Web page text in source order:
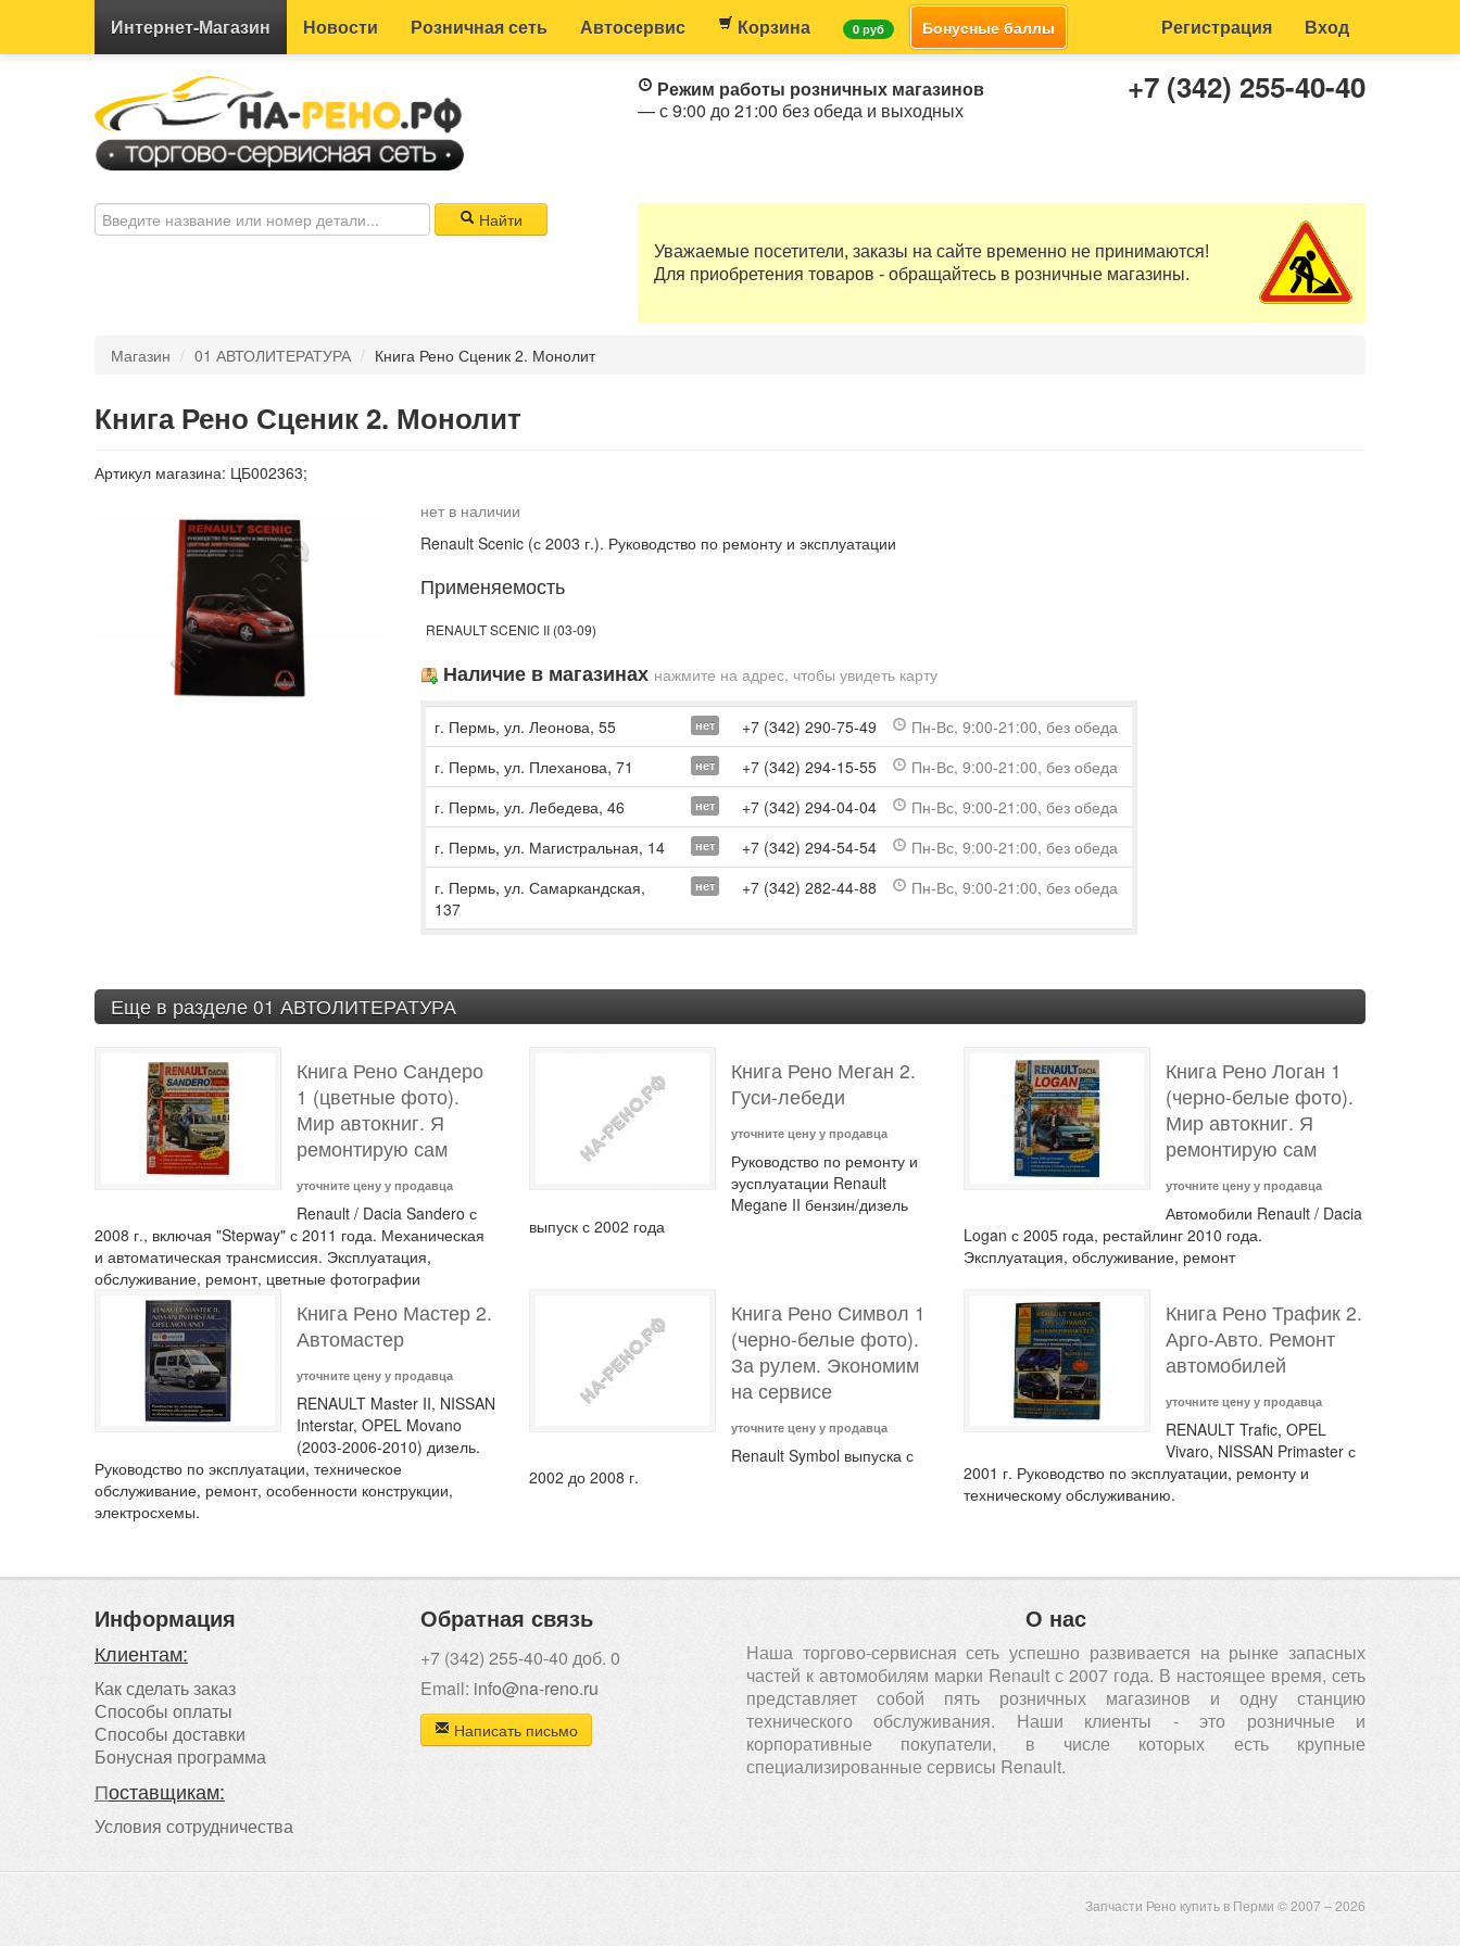
Интернет-Магазин Новости Розничная сеть Автосервис Корзина 0 руб Бонусные баллы Регистрация Вход
Режим работы розничных магазинов
— с 9:00 до 21:00 без обеда и выходных
+7 (342) 255-40-40
Найти
Уважаемые посетители, заказы на сайте временно не принимаются!
Для приобретения товаров - обращайтесь в розничные магазины.
Магазин / 01 АВТОЛИТЕРАТУРА / Книга Рено Сценик 2. Монолит
Книга Рено Сценик 2. Монолит
Артикул магазина: ЦБ002363;
нет в наличии
Renault Scenic (с 2003 г.). Руководство по ремонту и эксплуатации
Применяемость
RENAULT SCENIC II (03-09)
Наличие в магазинах нажмите на адрес, чтобы увидеть карту
г. Пермь, ул. Леонова, 55 нет +7 (342) 290-75-49
Пн-Вс, 9:00-21:00, без обеда
г. Пермь, ул. Плеханова, 71
нет +7 (342) 294-15-55
Пн-Вс, 9:00-21:00, без обеда
г. Пермь, ул. Лебедева, 46
нет +7 (342) 294-04-04
Пн-Вс, 9:00-21:00, без обеда
г. Пермь, ул. Магистральная, 14
нет +7 (342) 294-54-54
Пн-Вс, 9:00-21:00, без обеда
г. Пермь, ул. Самаркандская,
137
нет +7 (342) 282-44-88 Пн-Вс, 9:00-21:00, без обеда
Еще в разделе 01 АВТОЛИТЕРАТУРА
Книга Рено Сандеро
1 (цветные фото).
Мир автокниг. Я
ремонтирую сам
уточните цену у продавца
Renault / Dacia Sandero с
2008 г., включая "Stepway" с 2011 года. Механическая
и автоматическая трансмиссия. Эксплуатация,
обслуживание, ремонт, цветные фотографии
Книга Рено Меган 2.
Гуси-лебеди
уточните цену у продавца
Руководство по ремонту и
эусплуатации Renault
Megane II бензин/дизель
выпуск с 2002 года
Книга Рено Логан 1
(черно-белые фото).
Мир автокниг. Я
ремонтирую сам
уточните цену у продавца
Автомобили Renault / Dacia
Logan с 2005 года, рестайлинг 2010 года.
Эксплуатация, обслуживание, ремонт
Книга Рено Мастер 2.
Автомастер
уточните цену у продавца
RENAULT Master II, NISSAN
Interstar, OPEL Movano
(2003-2006-2010) дизель.
Руководство по эксплуатации, техническое
обслуживание, ремонт, особенности конструкции,
электросхемы.
Книга Рено Символ 1
(черно-белые фото).
За рулем. Экономим
на сервисе
уточните цену у продавца
Renault Symbol выпуска с
2002 до 2008 г.
Книга Рено Трафик 2.
Арго-Авто. Ремонт
автомобилей
уточните цену у продавца
RENAULT Trafic, OPEL
Vivaro, NISSAN Primaster с
2001 г. Руководство по эксплуатации, ремонту и
техническому обслуживанию.
Информация
Клиентам:
Как сделать заказ
Способы оплаты
Способы доставки
Бонусная программа
Поставщикам:
Условия сотрудничества
Обратная связь
+7 (342) 255-40-40 доб. 0
Email: info@na-reno.ru
Написать письмо
О нас
Наша торгово-сервисная сеть успешно развивается на рынке запасных
частей к автомобилям марки Renault с 2007 года. В настоящее время, сеть
представляет собой пять розничных магазинов и одну станцию
технического обслуживания. Наши клиенты - это розничные и
корпоративные покупатели, в числе которых есть крупные
специализированные сервисы Renault.
Запчасти Рено купить в Перми © 2007 – 2026